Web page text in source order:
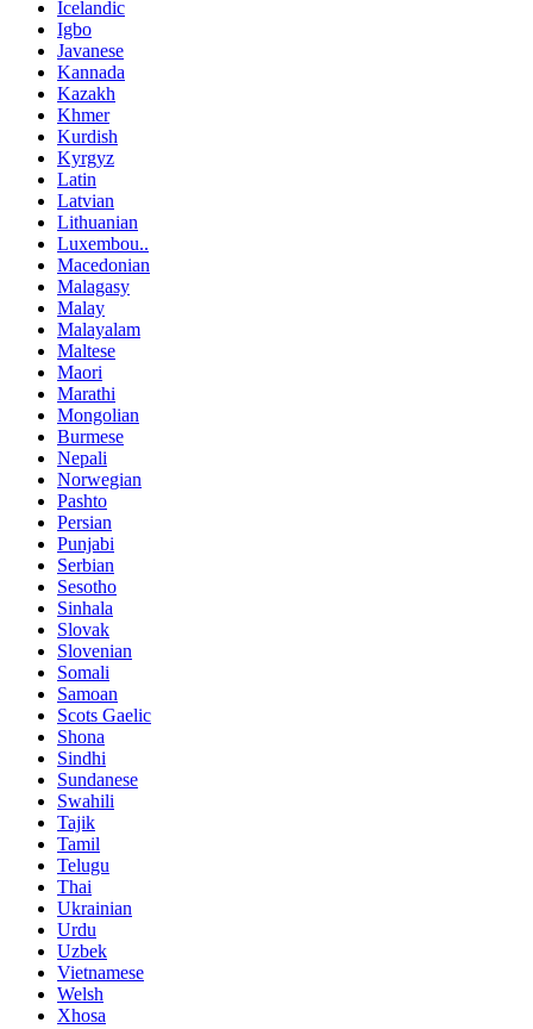
Icelandic
Igbo
Javanese
Kannada
Kazakh
Khmer
Kurdish
Kyrgyz
Latin
Latvian
Lithuanian
Luxembou..
Macedonian
Malagasy
Malay
Malayalam
Maltese
Maori
Marathi
Mongolian
Burmese
Nepali
Norwegian
Pashto
Persian
Punjabi
Serbian
Sesotho
Sinhala
Slovak
Slovenian
Somali
Samoan
Scots Gaelic
Shona
Sindhi
Sundanese
Swahili
Tajik
Tamil
Telugu
Thai
Ukrainian
Urdu
Uzbek
Vietnamese
Welsh
Xhosa